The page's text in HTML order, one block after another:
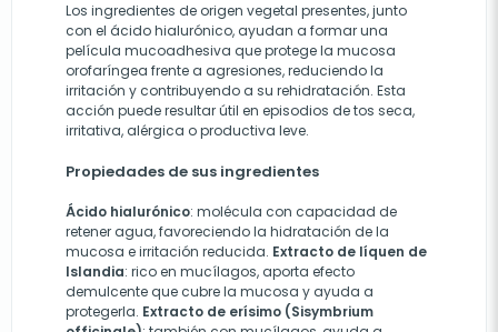
Los ingredientes de origen vegetal presentes, junto
con el ácido hialurónico, ayudan a formar una
película mucoadhesiva que protege la mucosa
orofaríngea frente a agresiones, reduciendo la
irritación y contribuyendo a su rehidratación. Esta
acción puede resultar útil en episodios de tos seca,
irritativa, alérgica o productiva leve.
Propiedades de sus ingredientes
Ácido hialurónico: molécula con capacidad de
retener agua, favoreciendo la hidratación de la
mucosa e irritación reducida. Extracto de líquen de
Islandia: rico en mucílagos, aporta efecto
demulcente que cubre la mucosa y ayuda a
protegerla. Extracto de erísimo (Sisymbrium